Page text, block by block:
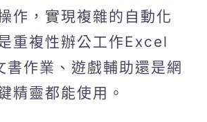
作，實現複雜的自動化
重複性辦公工作Excel
作業、遊戲輔助還是網
精靈都能使用。